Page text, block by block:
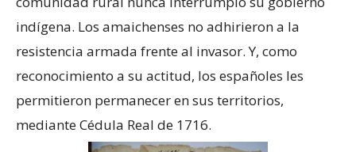
indígena. Los amaichenses no adhirieron a la
resistencia armada frente al invasor. Y, como
reconocimiento a su actitud, los españoles les
permitieron permanecer en sus territorios,
mediante Cédula Real de 1716.